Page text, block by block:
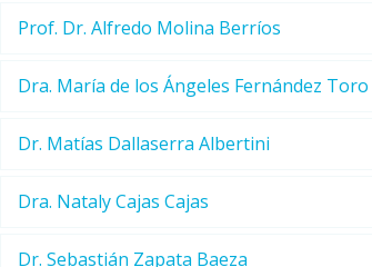
Prof. Dr. Alfredo Molina Berríos
Dra. María de los Ángeles Fernández Toro
Dr. Matías Dallaserra Albertini
Dra. Nataly Cajas Cajas
Dr. Sebastián Zapata Baeza